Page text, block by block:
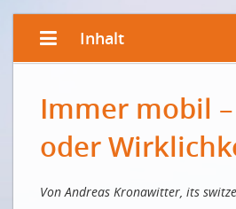
Inhalt
Immer mobil – Wunsch oder
Toujours mobile - souhait ou
Mobil sein, mobil bleiben
Immer mobil
oder
Von Andreas Kronawitter, its